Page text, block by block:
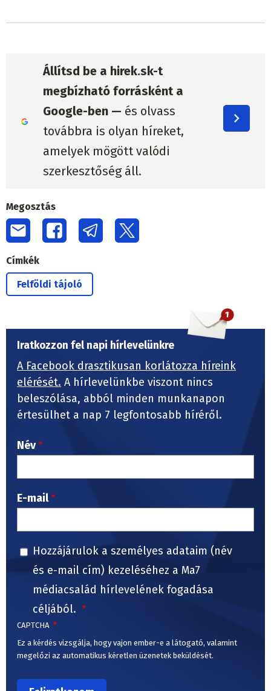
Állítsd be a hirek.sk-t
megbízható forrásként a
Google-ben — és olvass
továbbra is olyan híreket,
amelyek mögött valódi
szerkesztőség áll.
Megosztás
Címkék
Felföldi tájoló
Iratkozzon fel napi hírlevelünkre
A Facebook drasztikusan korlátozza híreink
elérését. A hírlevelünkbe viszont nincs
beleszólása, abból minden munkanapon
értesülhet a nap 7 legfontosabb híréről.
Név
E-mail
Hozzájárulok a személyes adataim (név
és e-mail cím) kezeléséhez a Ma7
médiacsalád hírlevelének fogadása
céljából.
CAPTCHA
Ez a kérdés vizsgálja, hogy vajon ember-e a látogató, valamint
megelőzi az automatikus kéretlen üzenetek beküldését.